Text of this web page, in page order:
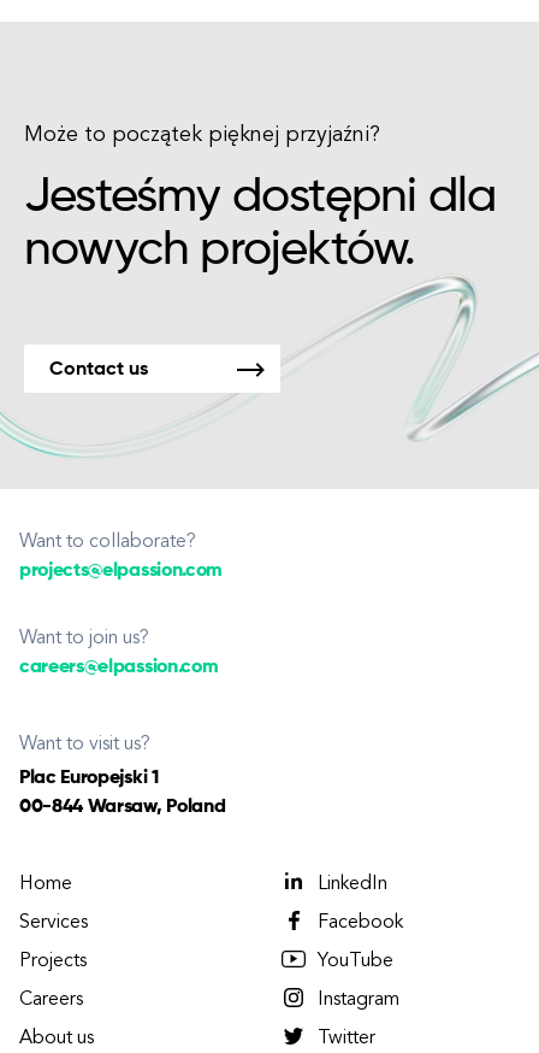
Może to początek pięknej przyjaźni?
Jesteśmy dostępni dla
nowych projektów.
Contact us
Want to collaborate?
projects@elpassion.com
Want to join us?
careers@elpassion.com
Want to visit us?
Plac Europejski 1
00-844 Warsaw, Poland
Home
Services
Projects
Careers
About us
LinkedIn
Facebook
YouTube
Instagram
Twitter